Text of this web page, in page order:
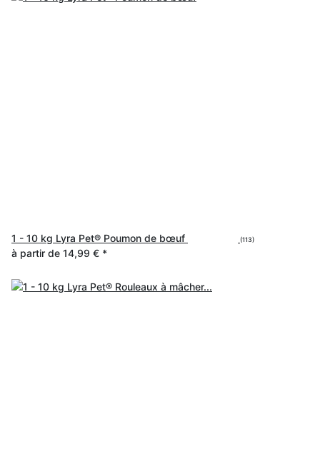
1 - 10 kg Lyra Pet® Poumon de bœuf (113)
à partir de 14,99 € *